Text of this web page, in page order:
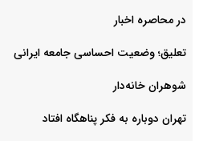
در محاصره اخبار
تعلیق؛ وضعیت احساسی جامعه ایرانی
شوهران خانه‌دار
تهران دوباره به فکر پناهگاه افتاد